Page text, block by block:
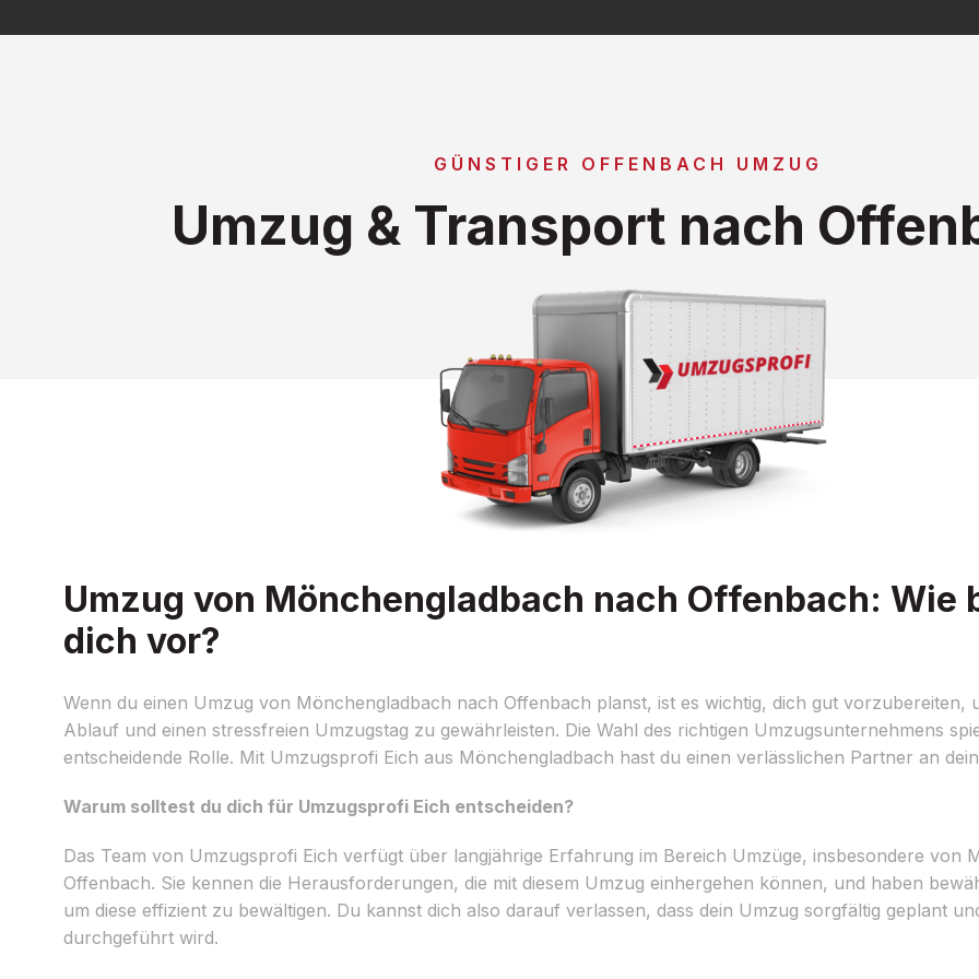
GÜNSTIGER OFFENBACH UMZUG
Umzug & Transport nach
Umzug von Mönchengladbach nach Offenbach: Wie
dich vor?
Wenn du einen Umzug von Mönchengladbach nach Offenbach planst, ist es wichtig, dich gut vorzubereiten,
Ablauf und einen stressfreien Umzugstag zu gewährleisten. Die Wahl des richtigen Umzugsunternehmens
entscheidende Rolle. Mit Umzugsprofi Eich aus Mönchengladbach hast du einen verlässlichen Partner an
Warum solltest du dich für Umzugsprofi Eich entscheiden?
Das Team von Umzugsprofi Eich verfügt über langjährige Erfahrung im Bereich Umzüge, insbesondere von
Offenbach. Sie kennen die Herausforderungen, die mit diesem Umzug einhergehen können, und haben
um diese effizient zu bewältigen. Du kannst dich also darauf verlassen, dass dein Umzug sorgfältig geplant
durchgeführt wird.